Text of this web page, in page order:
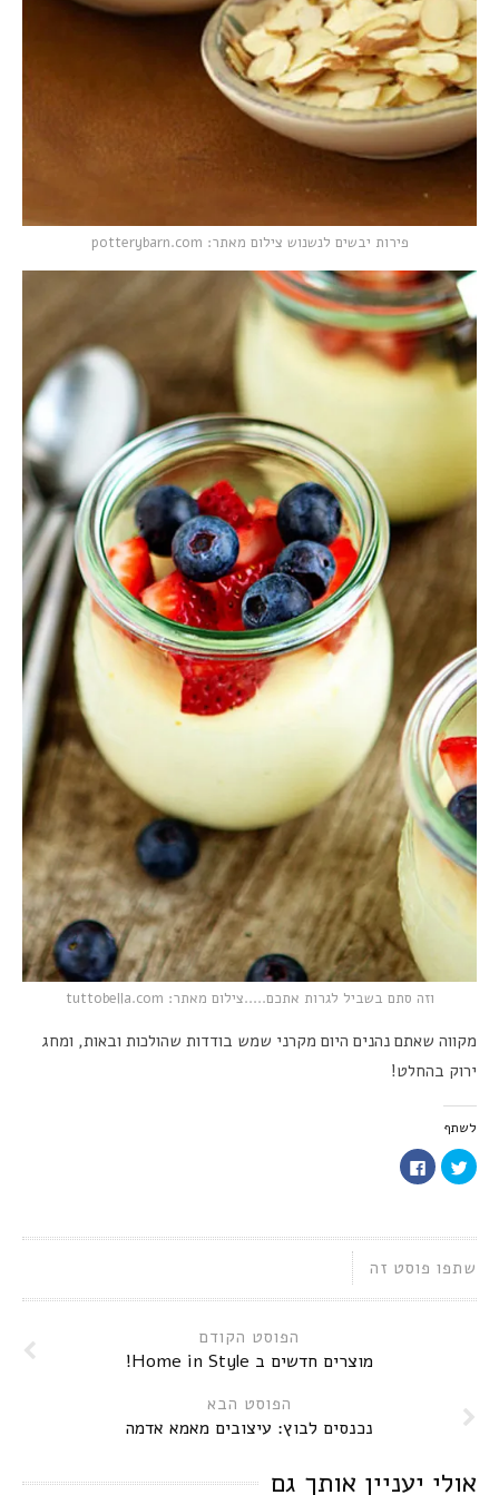
פירות יבשים לנשנוש צילום מאתר: potterybarn.com
וזה סתם בשביל לגרות אתכם.....צילום מאתר: tuttobella.com
מקווה שאתם נהנים היום מקרני שמש בודדות שהולכות ובאות, ומחג
ירוק בהחלט!
לשתף
לחצו
כדי
לשתף
חדש)
לחיצה
לשיתוף
שתפו פוסט זה
הפוסט הקודם
מוצרים חדשים ב Home in Style!
הפוסט הבא
נכנסים לבוץ: עיצובים מאמא אדמה
אולי יעניין אותך גם